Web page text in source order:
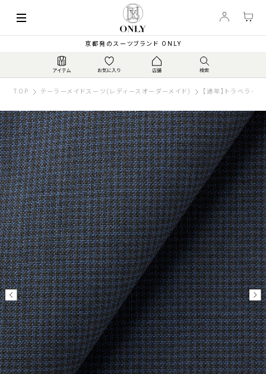
京都発のスーツブランド ONLY
TOP テーラーメイドスーツ(レディースオーダーメイド) 【通年】トラベラー